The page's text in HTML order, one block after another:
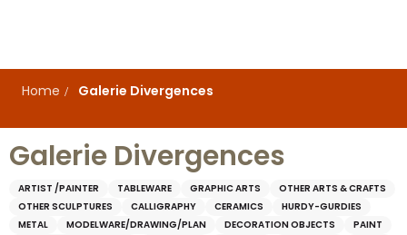
principal
Home
Galerie Divergences
Galerie Divergences
ARTIST /PAINTER TABLEWARE GRAPHIC ARTS
OTHER ARTS & CRAFTS
OTHER SCULPTURES
CALLIGRAPHY CERAMICS
HURDY-GURDIES
METAL
MODELWARE/DRAWING/PLAN DECORATION OBJECTS
PAINT